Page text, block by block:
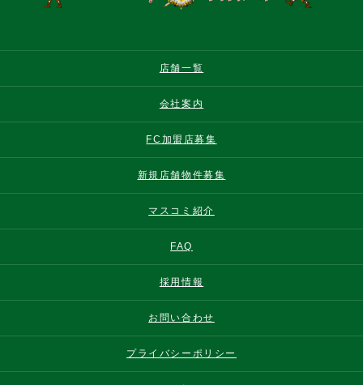
店舗一覧
会社案内
FC加盟店募集
新規店舗物件募集
マスコミ紹介
FAQ
採用情報
お問い合わせ
プライバシーポリシー